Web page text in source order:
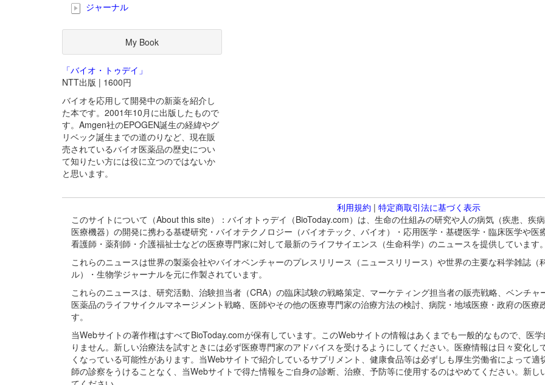
ジャーナル
My Book
「バイオ・トゥデイ」
NTT出版 | 1600円
バイオを応用して開発中の新薬を紹介し
た本です。2001年10月に出版したもので
す。Amgen社のEPOGEN誕生の経緯やグ
リベック誕生までの道のりなど、現在販
売されているバイオ医薬品の歴史につい
て知りたい方には役に立つのではないか
と思います。
利用規約 | 特定商取引法に基づく表示
このサイトについて（About this site）：バイオトゥデイ（BioToday.com）は、生命の仕組みの研究や人の病気（疾患、疾
医療機器）の開発に携わる基礎研究・バイオテクノロジー（バイオテック、バイオ）・応用医学・基礎医学・臨床医学や医
看護師・薬剤師・介護福祉士などの医療専門家に対して最新のライフサイエンス（生命科学）のニュースを提供しています。
これらのニュースは世界の製薬会社やバイオベンチャーのプレスリリース（ニュースリリース）や世界の主要な科学雑誌
ル）・生物学ジャーナルを元に作製されています。
これらのニュースは、研究活動、治験担当者（CRA）の臨床試験の戦略策定、マーケティング担当者の販売戦略、ベンチャ
医薬品のライフサイクルマネージメント戦略、医師やその他の医療専門家の治療方法の検討、病院・地域医療・政府の医
す。
当Webサイトの著作権はすべてBioToday.comが保有しています。このWebサイトの情報はあくまでも一般的なもので、医
りません。新しい治療法を試すときには必ず医療専門家のアドバイスを受けるようにしてください。医療情報は日々変化
くなっている可能性があります。当Webサイトで紹介しているサプリメント、健康食品等は必ずしも厚生労働省によって
師の診察をうけることなく、当Webサイトで得た情報をご自身の診断、治療、予防等に使用するのはやめてください。新